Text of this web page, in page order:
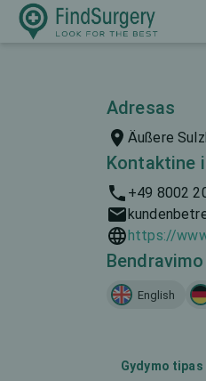
Adresas
Äußere
Kontaktine
+49 8002
https://
English
Gydymo tipas